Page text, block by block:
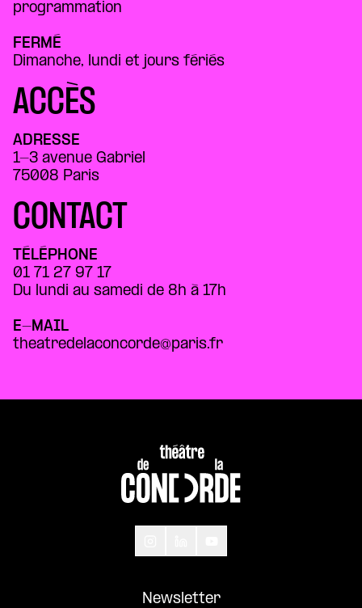
programmation
FERMÉ
Dimanche, lundi et jours fériés
ACCÈS
ADRESSE
1-3 avenue Gabriel
75008 Paris
CONTACT
TÉLÉPHONE
01 71 27 97 17
Du lundi au samedi de 8h à 17h
E-MAIL
theatredelaconcorde@paris.fr
Newsletter